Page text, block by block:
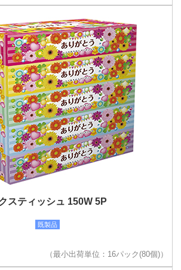
スティッシュ 150W 5P
既製品
（最小出荷単位：16パック(80個)）